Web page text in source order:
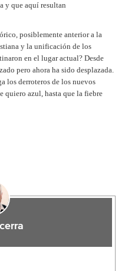
y que aquí resultan
posiblemente anterior a la
y la unificación de los
en el lugar actual? Desde
pero ahora ha sido desplazada.
los derroteros de los nuevos
quiero azul, hasta que la fiebre